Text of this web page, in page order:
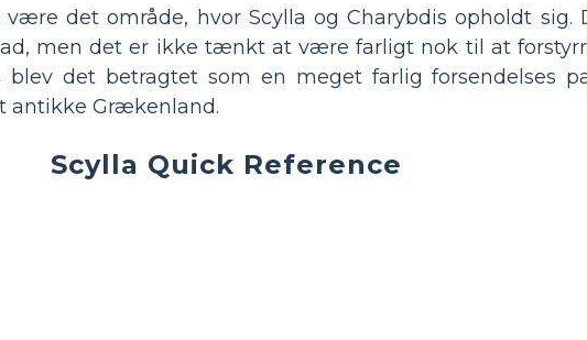
være det område, hvor Scylla og Charybdis opholdt sig.
men det er ikke tænkt at være farligt nok til at
det betragtet som en meget farlig forsendelses
antikke Grækenland.
Scylla Quick Reference